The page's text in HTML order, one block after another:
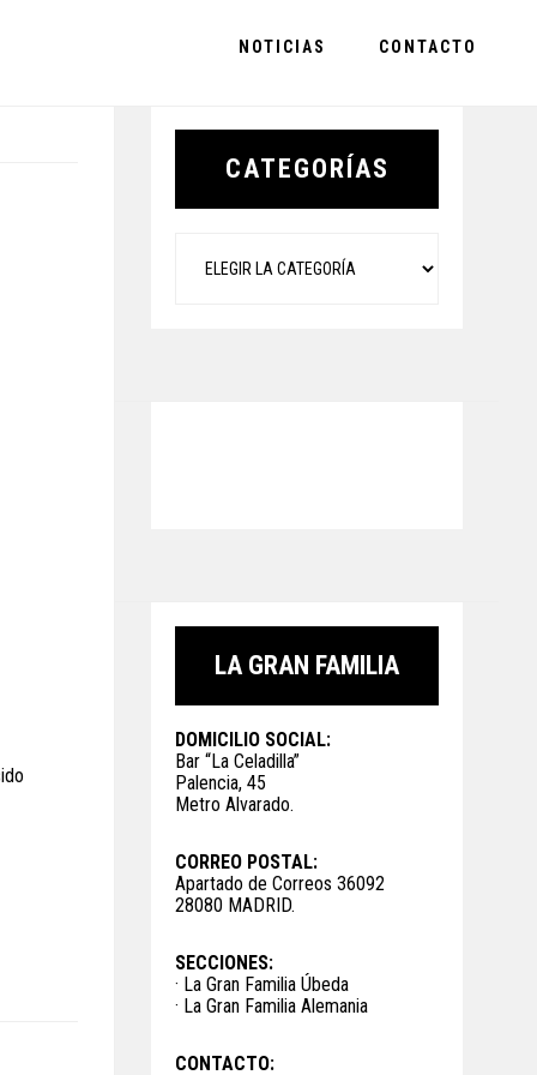
NOTICIAS CONTACTO
Primary
CATEGORÍAS
LA GRAN FAMILIA
DOMICILIO SOCIAL:
Bar “La Celadilla”
Palencia, 45
Metro Alvarado.
CORREO POSTAL:
Apartado de Correos 36092
28080 MADRID.
SECCIONES:
· La Gran Familia Úbeda
· La Gran Familia Alemania
CONTACTO: